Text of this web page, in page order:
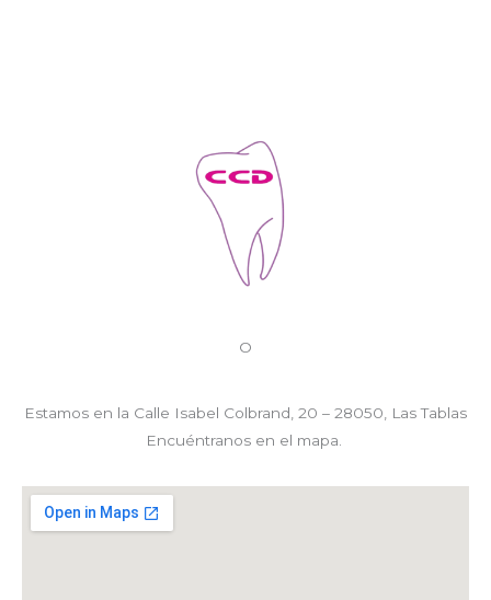
O
Estamos en la Calle Isabel Colbrand, 20 – 28050, Las Tablas
Encuéntranos en el mapa.